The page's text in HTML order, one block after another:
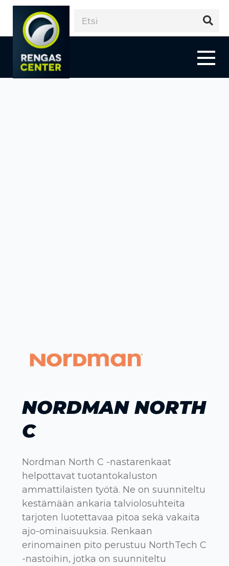
NORDMAN NORTH
C
Nordman North C -nastarenkaat
helpottavat tuotantokaluston
ammattilaisten työtä. Ne on suunniteltu
kestämään ankaria talviolosuhteita
tarjoten luotettavaa pitoa sekä vakaita
ajo-ominaisuuksia. Renkaan
erinomainen pito perustuu NorthTech C
-nastoihin, jotka on suunniteltu